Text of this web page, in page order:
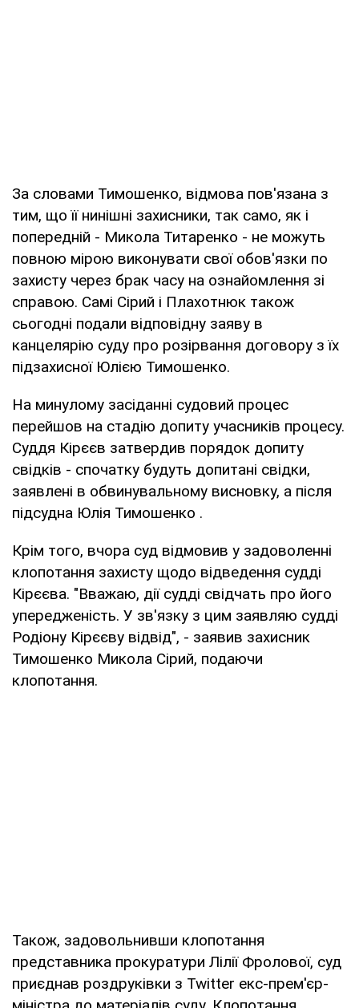
За словами Тимошенко, відмова пов'язана з
тим, що її нинішні захисники, так само, як і
попередній - Микола Титаренко - не можуть
повною мірою виконувати свої обов'язки по
захисту через брак часу на ознайомлення зі
справою. Самі Сірий і Плахотнюк також
сьогодні подали відповідну заяву в
канцелярію суду про розірвання договору з їх
підзахисної Юлією Тимошенко.
На минулому засіданні судовий процес
перейшов на стадію допиту учасників процесу.
Суддя Кірєєв затвердив порядок допиту
свідків - спочатку будуть допитані свідки,
заявлені в обвинувальному висновку, а після
підсудна Юлія Тимошенко .
Крім того, вчора суд відмовив у задоволенні
клопотання захисту щодо відведення судді
Кірєєва. "Вважаю, дії судді свідчать про його
упередженість. У зв'язку з цим заявляю судді
Родіону Кірєєву відвід", - заявив захисник
Тимошенко Микола Сірий, подаючи
клопотання.
Також, задовольнивши клопотання
представника прокуратури Лілії Фролової, суд
приєднав роздруківки з Twitter екс-прем'єр-